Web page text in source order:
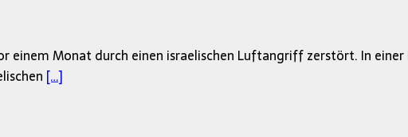
einem Monat durch einen israelischen Luftangriff zerstört. In
[…]